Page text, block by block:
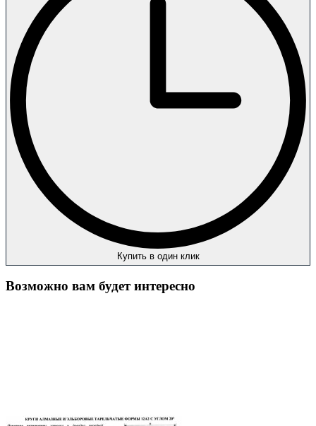
Купить в один клик
Возможно вам будет интересно